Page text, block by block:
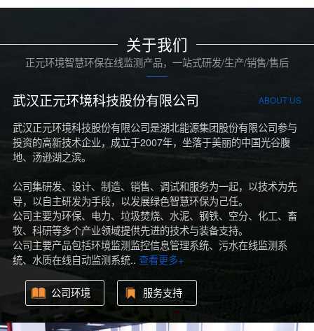
关于我们
正元环境智慧环保在线监测产品，一站式研发/生产/销售/售后
武汉正元环境科技股份有限公司 ABOUT US
武汉正元环境科技股份有限公司是湖北能源集团股份有限公司参与
投资的高新技术企业，成立于2007年，坐落于美丽的中国光谷腹
地、汤逊湖之滨。
公司集研发、设计、制造、销售、调试和服务为一起，以技术为先
导，以自主研发为手段，以发展绿色智慧环保为己任。
公司主要为环保、电力、垃圾焚烧、水泥、钢铁、空分、化工、畜
牧、科研等多个产业领域提供先进的技术与装备支持。
公司主要产品包括环境监测监控信息管理系统、污水在线监测系
统、水质在线自动监测系统.. 查看更多+
公司环境 服务支持